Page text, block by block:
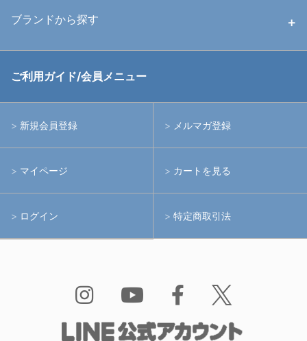
中古アームシステム
ハウジング
ライト
アームシステム
アクションカメラ(GoPro等)
水中用品
ブランドから探す
RGBlue
イノン
ご利用ガイド/会員メニュー
新規会員登録 メルマガ登録
マイページ カートを見る
ログイン 特定商取引法